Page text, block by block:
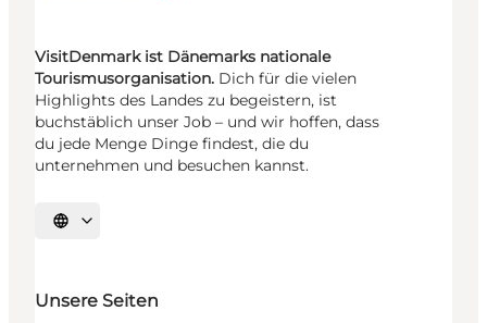
VisitDenmark ist Dänemarks nationale
Tourismusorganisation. Dich für die vielen
Highlights des Landes zu begeistern, ist
buchstäblich unser Job – und wir hoffen, dass
du jede Menge Dinge findest, die du
unternehmen und besuchen kannst.
Sprache auswählen
Unsere Seiten